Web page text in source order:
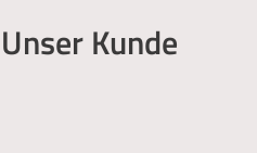
Unser Kunde